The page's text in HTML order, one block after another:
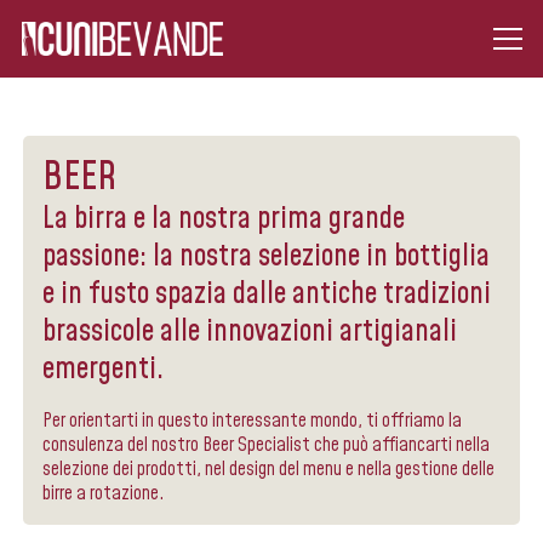
BEER
La birra e la nostra prima grande
passione: la nostra selezione in bottiglia
e in fusto spazia dalle antiche tradizioni
brassicole alle innovazioni artigianali
emergenti.
Per orientarti in questo interessante mondo, ti offriamo la
consulenza del nostro Beer Specialist che può affiancarti nella
selezione dei prodotti, nel design del menu e nella gestione delle
birre a rotazione.